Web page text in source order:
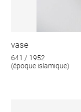
vase
641 / 1952
(époque islamique)